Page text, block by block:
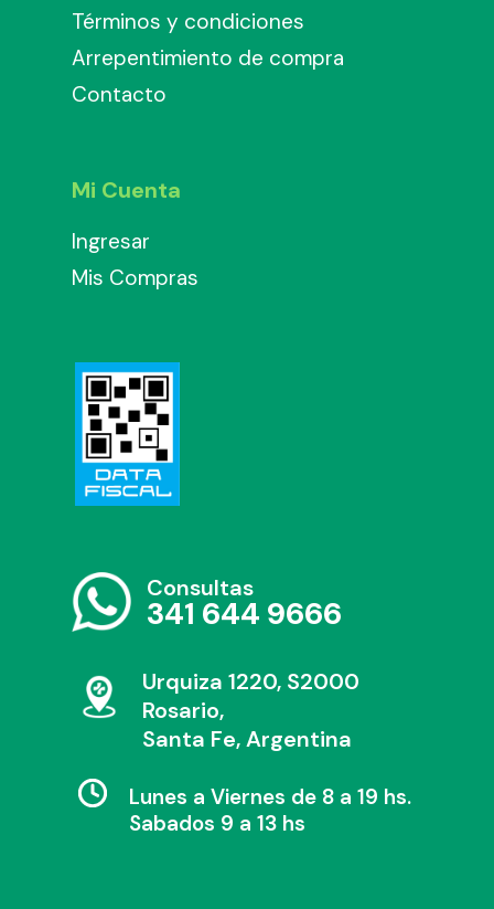
Términos y condiciones
Arrepentimiento de compra
Contacto
Mi Cuenta
Ingresar
Mis Compras
Consultas
341 644 9666
Urquiza 1220, S2000
Rosario,
Santa Fe, Argentina
Lunes a Viernes de 8 a 19 hs.
Sabados 9 a 13 hs